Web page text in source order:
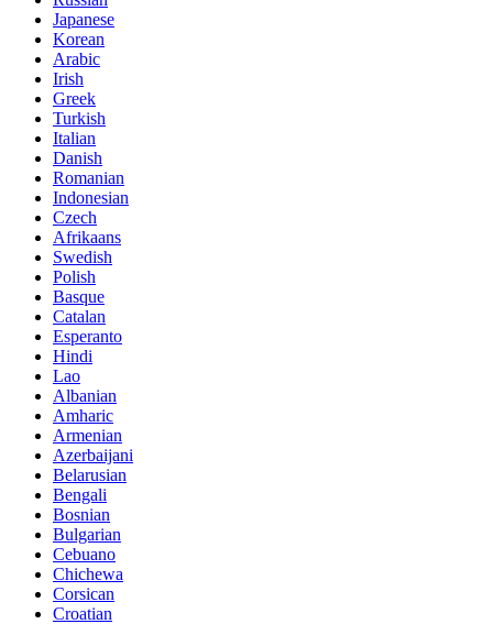
Japanese
Korean
Arabic
Irish
Greek
Turkish
Italian
Danish
Romanian
Indonesian
Czech
Afrikaans
Swedish
Polish
Basque
Catalan
Esperanto
Hindi
Lao
Albanian
Amharic
Armenian
Azerbaijani
Belarusian
Bengali
Bosnian
Bulgarian
Cebuano
Chichewa
Corsican
Croatian